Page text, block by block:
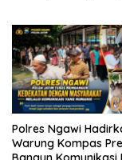
Polres Ngawi
Warung Kompas